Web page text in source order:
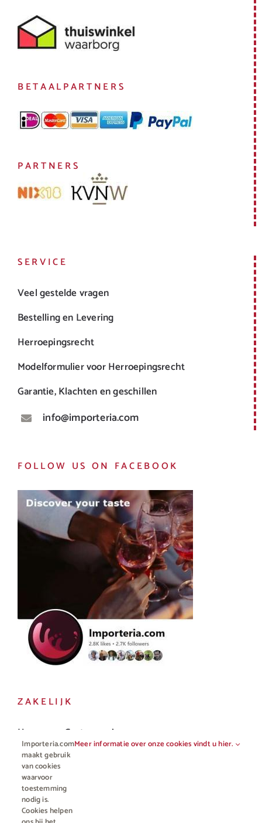
BETAALPARTNERS
PARTNERS
SERVICE
Veel gestelde vragen
Bestelling en Levering
Herroepingsrecht
Modelformulier voor Herroepingsrecht
Garantie, Klachten en geschillen
info@importeria.com
FOLLOW US ON FACEBOOK
ZAKELIJK
Horeca en Gastronomie
Vakhandel
Importeria.com
maakt gebruik
van cookies
waarvoor
toestemming
nodig is.
Cookies helpen
Meer informatie over onze cookies vindt u hier.